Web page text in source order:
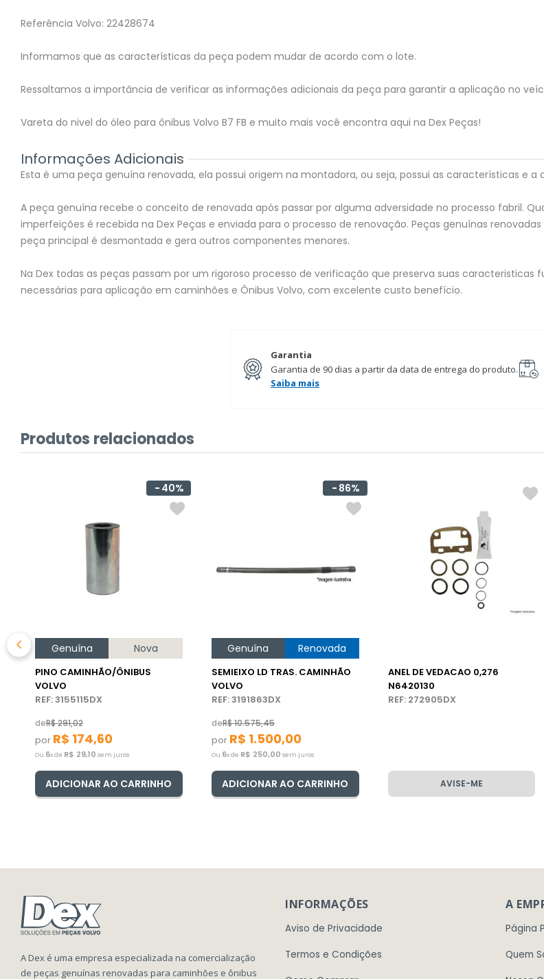
Referência Volvo: 22428674
Informamos que as características da peça podem mudar de acordo com o lote.
Ressaltamos a importância de verificar as informações adicionais da peça para garantir a aplicação no
Vareta do nivel do óleo para ônibus Volvo B7 FB e muito mais você encontra aqui na Dex Peças!
Informações Adicionais
Esta é uma peça genuína renovada, ela possui origem na montadora, ou seja, possui as características e
A peça genuína recebe o conceito de renovada após passar por alguma adversidade no processo fabril.
imperfeições é recebida na Dex Peças e enviada para o processo de renovação. Peças genuínas
peça principal é desmontada e gera outros componentes menores.
Na Dex todas as peças passam por um rigoroso processo de verificação que preserva suas
necessárias para aplicação em caminhões e Ônibus Volvo, com excelente custo benefício.
Garantia
Garantia de 90 dias a partir da data de entrega do produto.
Saiba mais
Produtos relacionados
40%
Genuína Nova
PINO CAMINHÃO/ÔNIBUS
VOLVO
REF: 3155115DX
deR$291,02
por R$ 174,60
Ou 6x de R$ 29,10 sem juros
ADICIONAR AO CARRINHO
86%
Genuína Renovada
SEMIEIXO LD TRAS. CAMINHÃO
VOLVO
REF: 3191863DX
deR$10.575,45
por R$ 1.500,00
Ou 6x de R$ 250,00 sem juros
ADICIONAR AO CARRINHO
ANEL DE VEDACAO 0,276
N6420130
REF: 272905DX
AVISE-ME
A Dex é uma empresa especializada na comercialização
de peças genuínas renovadas para caminhões e ônibus
INFORMAÇÕES
Aviso de Privacidade
Termos e Condições
A
Página
Quem